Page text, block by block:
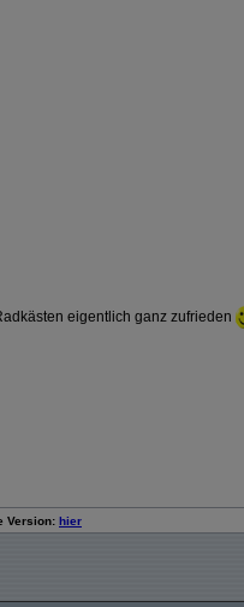
eigentlich ganz zufrieden
Version: hier